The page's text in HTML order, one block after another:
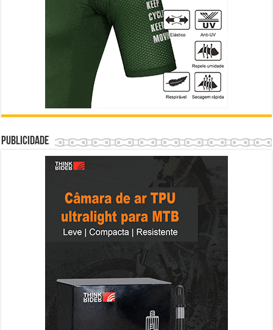
Publicidade